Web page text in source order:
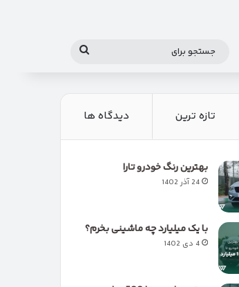
جستجو
تازه ترین دیدگاه ها
بهترین رنگ خودرو تارا
24 آذر 1402
با یک میلیارد چه ماشینی بخرم؟
4 دی 1402